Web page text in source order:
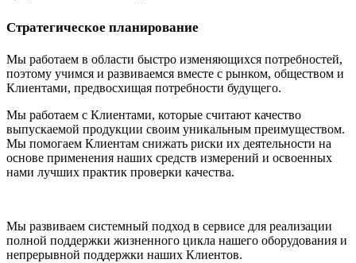
Стратегическое планирование
Мы работаем в области быстро изменяющихся потребностей,
поэтому учимся и развиваемся вместе с рынком, обществом и
Клиентами, предвосхищая потребности будущего.
Мы работаем с Клиентами, которые считают качество
выпускаемой продукции своим уникальным преимуществом.
Мы помогаем Клиентам снижать риски их деятельности на
основе применения наших средств измерений и освоенных
нами лучших практик проверки качества.
Мы развиваем системный подход в сервисе для реализации
полной поддержки жизненного цикла нашего оборудования и
непрерывной поддержки наших Клиентов.